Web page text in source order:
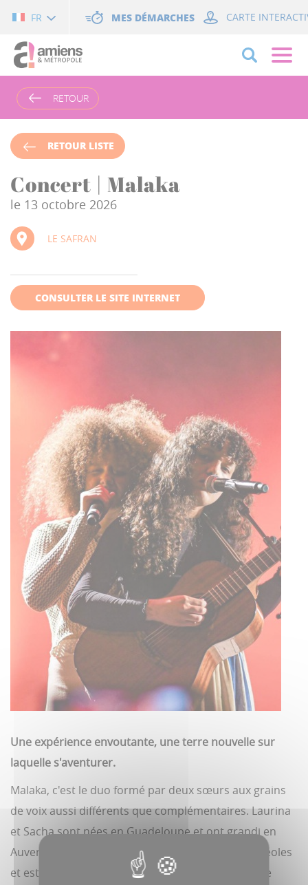
FR MES DÉMARCHES CARTE
RETOUR
RETOUR LISTE
Concert | Malaka
le 13 octobre 2026
LE SAFRAN
CONSULTER LE SITE INTERNET
Une expérience envoutante, une terre nouvelle sur
laquelle s'aventurer.
Malaka, c'est le duo formé par deux sœurs aux grains
de voix aussi différents que complémentaires. Laurina
et Sacha sont nées en Guadeloupe et ont grandi en
Auvergne. Leur musique célèbre leurs origines créoles
et est une invitation à apprécier la simplicité d'une